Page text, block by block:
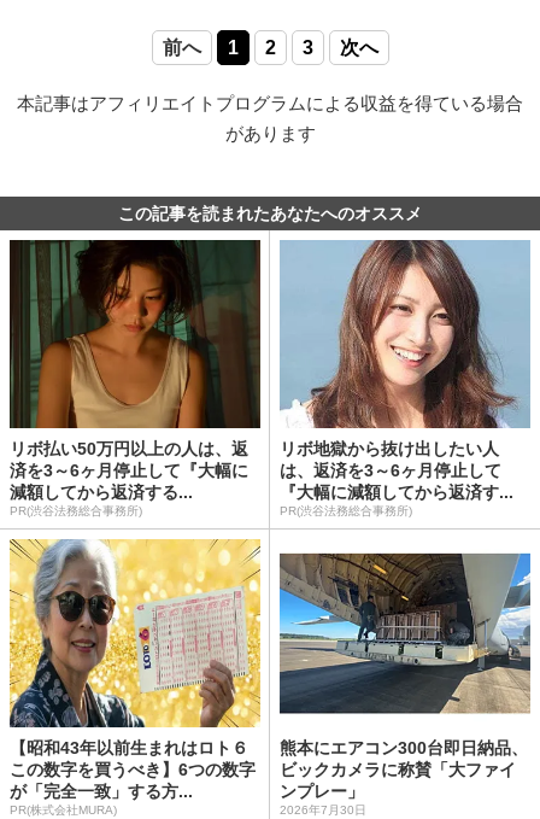
前へ 1 2 3 次へ
本記事はアフィリエイトプログラムによる収益を得ている場合
があります
この記事を読まれたあなたへのオススメ
リボ払い50万円以上の人は、返
済を3～6ヶ月停止して『大幅に
減額してから返済する...
PR(渋谷法務総合事務所)
リボ地獄から抜け出したい人
は、返済を3～6ヶ月停止して
『大幅に減額してから返済す...
PR(渋谷法務総合事務所)
【昭和43年以前生まれはロト６
この数字を買うべき】6つの数字
が「完全一致」する方...
PR(株式会社MURA)
熊本にエアコン300台即日納品、
ビックカメラに称賛「大ファイ
ンプレー」
2026年7月30日